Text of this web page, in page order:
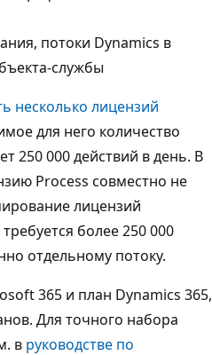
потоки Dynamics в
службы
несколько лицензий
для него количество
250 000 действий в день. В
Process совместно не
лицензий
более 250 000
отдельному потоку.
365 и план Dynamics 365,
Для точного набора
в руководстве по